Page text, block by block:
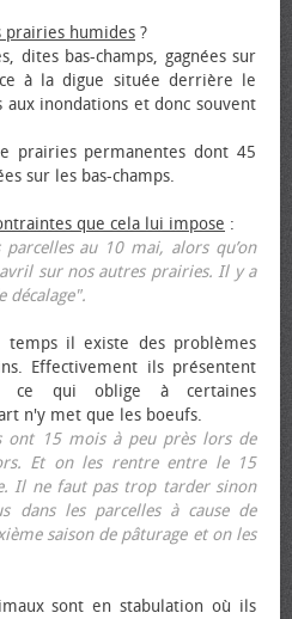
prairies humides ?
dites bas-champs, gagnées sur
à la digue située derrière le
inondations et donc souvent
prairies permanentes dont 45
sur les bas-champs.
que cela lui impose :
au 10 mai, alors qu’on
sur nos autres prairies. Il y a
décalage".
temps il existe des problèmes
Effectivement ils présentent
ce qui oblige à certaines
n'y met que les bœufs.
ont 15 mois à peu près lors de
Et on les rentre entre le 15
Il ne faut pas trop tarder sinon
dans les parcelles à cause de
saison de pâturage et on les
sont en stabulation où ils